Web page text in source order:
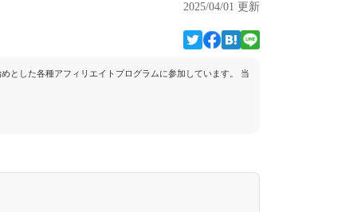
2025/04/01 更新
とした各種アフィリエイトプログラムに参加しています。 当